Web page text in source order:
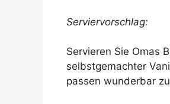
Serviervorschlag:
Servieren Sie Omas
selbstgemachter
passen wunderbar